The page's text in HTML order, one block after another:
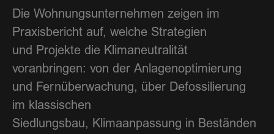
Die Wohnungsunternehmen zeigen im
Praxisbericht auf, welche Strategien
und Projekte die Klimaneutralität
voranbringen: von der Anlagenoptimierung
und Fernüberwachung, über Defossilierung
im klassischen
Siedlungsbau, Klimaanpassung in Beständen